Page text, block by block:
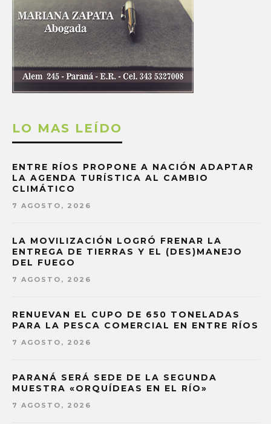
LO MAS LEÍDO
ENTRE RÍOS PROPONE A NACIÓN ADAPTAR
LA AGENDA TURÍSTICA AL CAMBIO
CLIMÁTICO
7 AGOSTO, 2026
LA MOVILIZACIÓN LOGRÓ FRENAR LA
ENTREGA DE TIERRAS Y EL (DES)MANEJO
DEL FUEGO
7 AGOSTO, 2026
RENUEVAN EL CUPO DE 650 TONELADAS
PARA LA PESCA COMERCIAL EN ENTRE RÍOS
7 AGOSTO, 2026
PARANÁ SERÁ SEDE DE LA SEGUNDA
MUESTRA «ORQUÍDEAS EN EL RÍO»
7 AGOSTO, 2026